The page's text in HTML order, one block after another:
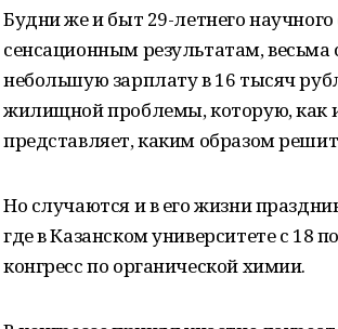
Будни же и быт 29-летнего
сенсационным результатам,
небольшую зарплату в 16 тысяч
жилищной проблемы, которую, как
представляет, каким образом
Но случаются и в его жизни
где в Казанском университете с
конгресс по органической химии.